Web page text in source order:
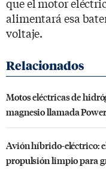
alimentará esa
voltaje.
Motos eléctricas de
magnesio llamada
Avión híbrido-eléctrico:
propulsión limpio para